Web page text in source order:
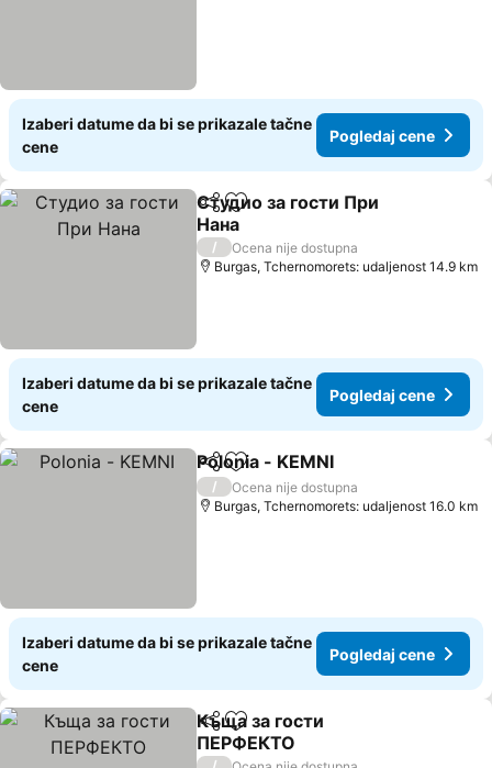
Izaberi datume da bi se prikazale tačne
cene
Pogledaj cene
Deli Dodati u favorite
Студио за гости При
Нана
Pogledaj cene
/
Ocena nije dostupna
Burgas, Tchernomorets: udaljenost 14.9 km
Izaberi datume da bi se prikazale tačne
cene
Pogledaj cene
Deli Dodati u favorite
Polonia - KEMNI
/
Ocena nije dostupna
Burgas, Tchernomorets: udaljenost 16.0 km
Izaberi datume da bi se prikazale tačne
cene
Pogledaj cene
Deli Dodati u favorite
Къща за гости
ПЕРФЕКТО